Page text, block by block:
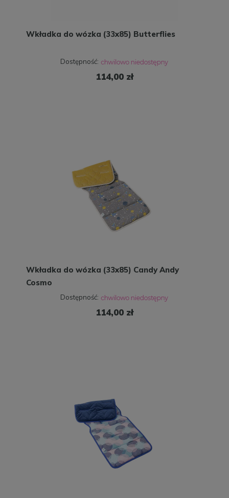
Wkładka do wózka (33x85) Butterflies
Dostępność:
114,00 zł
Wkładka do wózka (33x85) Candy Andy
Cosmo
Dostępność:
114,00 zł